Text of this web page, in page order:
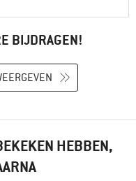
BIJDRAGEN!
HEBBEN,